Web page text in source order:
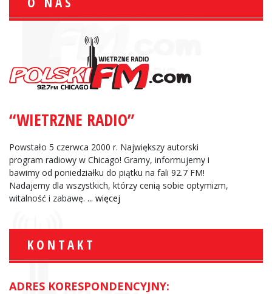
“WIETRZNE RADIO”
Powstało 5 czerwca 2000 r. Największy autorski
program radiowy w Chicago! Gramy, informujemy i
bawimy od poniedziałku do piątku na fali 92.7 FM!
Nadajemy dla wszystkich, którzy cenią sobie optymizm,
witalność i zabawę. ... więcej
KONTAKT
ADRES KORESPONDENCYJNY: